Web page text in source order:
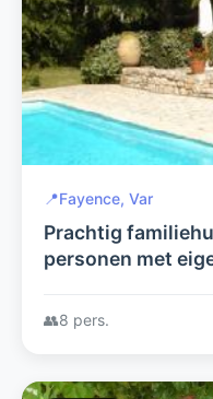
📍Fayence, Var
Prachtig
personen met
👥8 pers.